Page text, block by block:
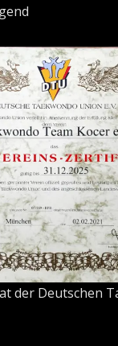
der Deutschen